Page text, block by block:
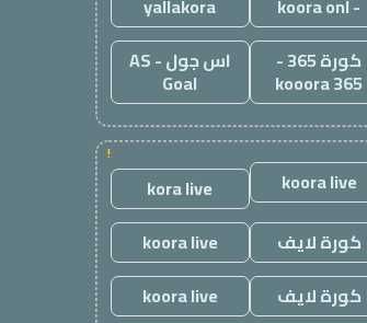
كورة 365 -
kooora 365
اس جول - AS
Goal
!
koora live
kora live
كورة لايف
koora live
كورة لايف
koora live